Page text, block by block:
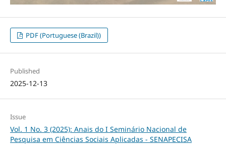
PDF (Portuguese (Brazil))
Published
2025-12-13
Issue
Vol. 1 No. 3 (2025): Anais do I Seminário Nacional de
Pesquisa em Ciências Sociais Aplicadas - SENAPECISA